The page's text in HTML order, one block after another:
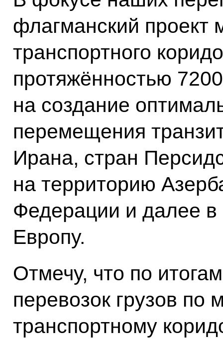
флагманский проект
транспортного
протяжённостью
на создание
перемещения
Ирана, стран
на территорию
Федерации и далее
Европу.
Отмечу, что по
перевозок грузов по
транспортному